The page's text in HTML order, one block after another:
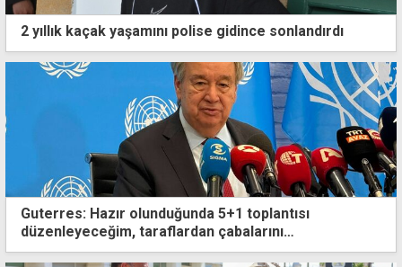
2 yıllık kaçak yaşamını polise gidince sonlandırdı
Guterres: Hazır olunduğunda 5+1 toplantısı
düzenleyeceğim, taraflardan çabalarını
yoğunlaştırmalarını istedim